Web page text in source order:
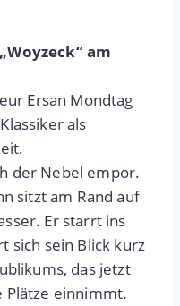
am
Ersan Mondtag
als
der Nebel empor.
sitzt am Rand auf
Er starrt ins
sich sein Blick kurz
das jetzt
Plätze einnimmt.